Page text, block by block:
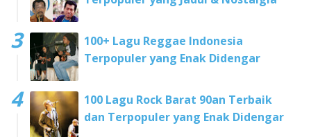
100+ Lagu Reggae Indonesia
Terpopuler yang Enak Didengar
100 Lagu Rock Barat 90an Terbaik
dan Terpopuler yang Enak Didengar